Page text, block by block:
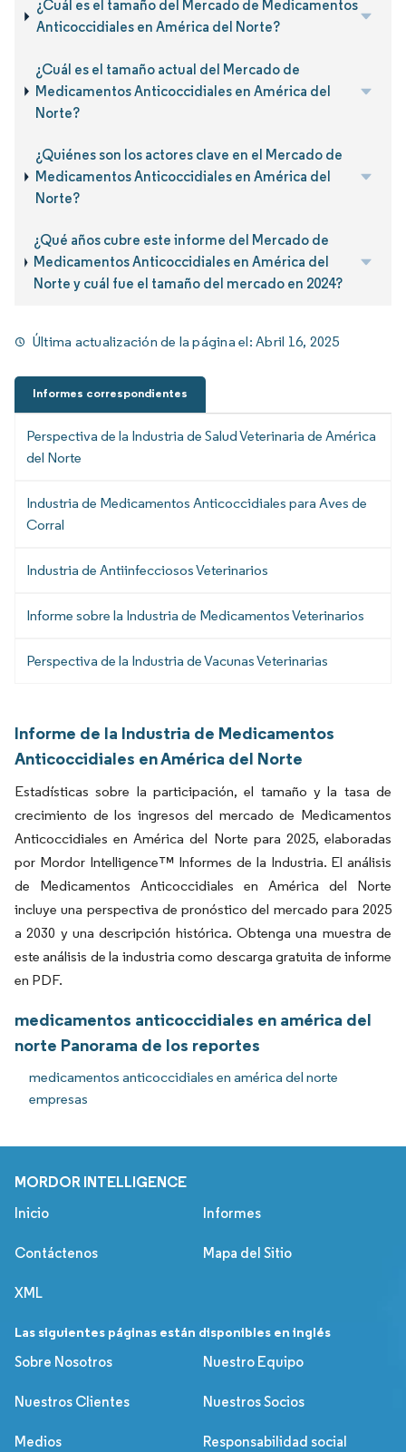
¿Cuál es el tamaño del Mercado de Medicamentos
Anticoccidiales en América del Norte?
¿Cuál es el tamaño actual del Mercado de
Medicamentos Anticoccidiales en América del
Norte?
¿Quiénes son los actores clave en el Mercado de
Medicamentos Anticoccidiales en América del
Norte?
¿Qué años cubre este informe del Mercado de
Medicamentos Anticoccidiales en América del
Norte y cuál fue el tamaño del mercado en 2024?
Última actualización de la página el:Abril 16, 2025
Informes correspondientes
Perspectiva de la Industria de Salud Veterinaria de América
del Norte
Industria de Medicamentos Anticoccidiales para Aves de
Corral
Industria de Antiinfecciosos Veterinarios
Informe sobre la Industria de Medicamentos Veterinarios
Perspectiva de la Industria de Vacunas Veterinarias
Informe de la Industria de Medicamentos
Anticoccidiales en América del Norte
Estadísticas sobre la participación, el tamaño y la tasa de
crecimiento de los ingresos del mercado de Medicamentos
Anticoccidiales en América del Norte para 2025, elaboradas
por Mordor Intelligence™ Informes de la Industria. El análisis
de Medicamentos Anticoccidiales en América del Norte
incluye una perspectiva de pronóstico del mercado para 2025
a 2030 y una descripción histórica. Obtenga una muestra de
este análisis de la industria como descarga gratuita de informe
en PDF.
medicamentos anticoccidiales en américa del
norte Panorama de los reportes
medicamentos anticoccidiales en américa del norte
empresas
MORDOR INTELLIGENCE
Inicio Informes
Contáctenos Mapa del Sitio
XML
Las siguientes páginas están disponibles en inglés
Sobre Nosotros
Nuestro Equipo
Nuestros Clientes Nuestros Socios
Medios Responsabilidad social